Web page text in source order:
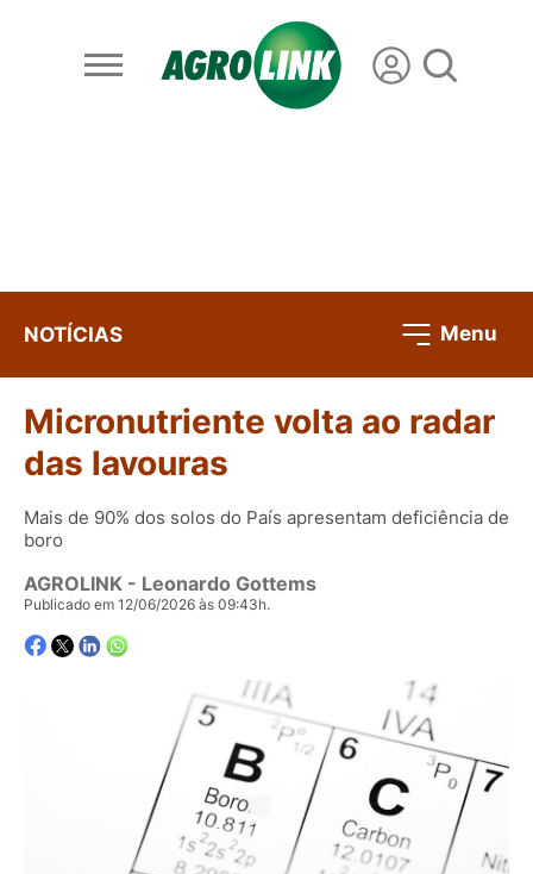
NOTÍCIAS Menu
Micronutriente volta ao radar
das lavouras
Mais de 90% dos solos do País apresentam deficiência de
boro
AGROLINK - Leonardo Gottems
Publicado em 12/06/2026 às 09:43h.